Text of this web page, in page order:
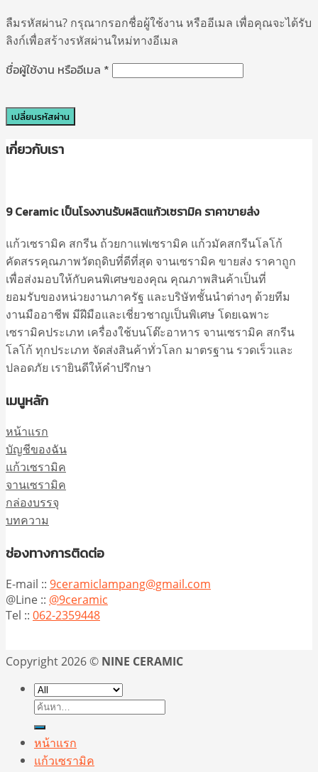
ลืมรหัสผ่าน? กรุณากรอกชื่อผู้ใช้งาน หรืออีเมล เพื่อคุณจะได้รับ
ลิงก์เพื่อสร้างรหัสผ่านใหม่ทางอีเมล
ชื่อผู้ใช้งาน หรืออีเมล * ต้องการ
เปลี่ยนรหัสผ่าน
เกี่ยวกับเรา
9 Ceramic เป็นโรงงานรับผลิตแก้วเซรามิค ราคาขายส่ง
แก้วเซรามิค สกรีน ถ้วยกาแฟเซรามิค แก้วมัคสกรีนโลโก้
คัดสรรคุณภาพวัตถุดิบที่ดีที่สุด จานเซรามิค ขายส่ง ราคาถูก
เพื่อส่งมอบให้กับคนพิเศษของคุณ คุณภาพสินค้าเป็นที่
ยอมรับของหน่วยงานภาครัฐ และบริษัทชั้นนำต่างๆ ด้วยทีม
งานมืออาชีพ มีฝีมือและเชี่ยวชาญเป็นพิเศษ โดยเฉพาะ
เซรามิคประเภท เครื่องใช้บนโต๊ะอาหาร จานเซรามิค สกรีน
โลโก้ ทุกประเภท จัดส่งสินค้าทั่วโลก มาตรฐาน รวดเร็วและ
ปลอดภัย เรายินดีให้คำปรึกษา
เมนูหลัก
หน้าแรก
บัญชีของฉัน
แก้วเซรามิค
จานเซรามิค
กล่องบรรจุ
บทความ
ช่องทางการติดต่อ
E-mail :: 9ceramiclampang@gmail.com
@Line :: @9ceramic
Tel :: 062-2359448
Copyright 2026 © NINE CERAMIC
ค้นหา:
หน้าแรก
แก้วเซรามิค